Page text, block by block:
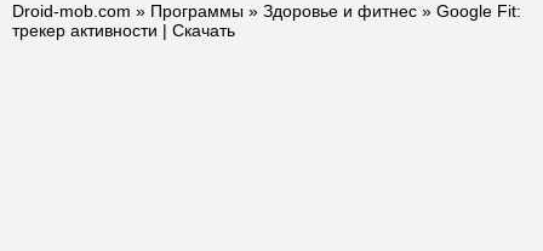
Droid-mob.com » Программы » Здоровье и фитнес » Google Fit:
трекер активности | Скачать